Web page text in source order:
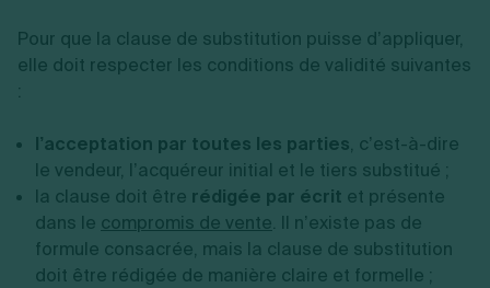
Pour que la clause de substitution puisse d’appliquer,
elle doit respecter les conditions de validité suivantes
:
l’acceptation par toutes les parties, c’est-à-dire
le vendeur, l’acquéreur initial et le tiers substitué ;
la clause doit être rédigée par écrit et présente
dans le compromis de vente. Il n’existe pas de
formule consacrée, mais la clause de substitution
doit être rédigée de manière claire et formelle ;